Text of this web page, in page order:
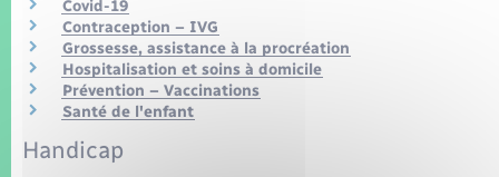
Covid-19
Contraception – IVG
Grossesse, assistance à la procréation
Hospitalisation et soins à domicile
Prévention – Vaccinations
Santé de l'enfant
Handicap